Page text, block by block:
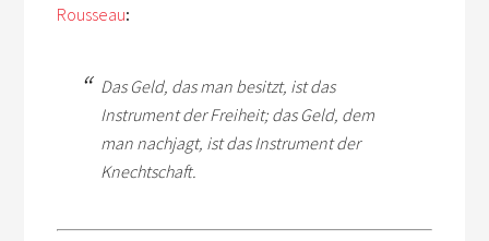
Rousseau:
Das Geld, das man besitzt, ist das
Instrument der Freiheit; das Geld, dem
man nachjagt, ist das Instrument der
Knechtschaft.